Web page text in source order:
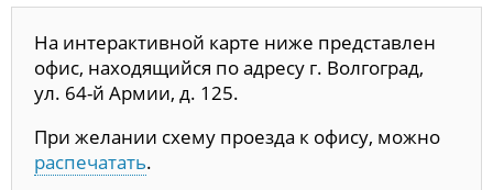
На интерактивной карте ниже представлен
офис, находящийся по адресу г. Волгоград,
ул. 64-й Армии, д. 125.
При желании схему проезда к офису, можно
распечатать.